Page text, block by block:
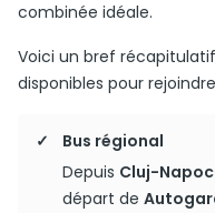
combinée idéale.
Voici un bref
disponibles pour
Bus régional
Depuis Cluj-
départ de